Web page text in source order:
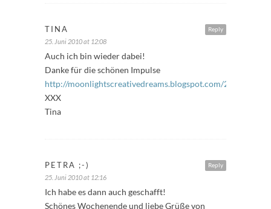
Reply
TINA
25. Juni 2010 at 12:08
Auch ich bin wieder dabei!
Danke für die schönen Impulse
http://moonlightscreativedreams.blogspot.com/2010/06/
XXX
Tina
Reply
PETRA ;-)
25. Juni 2010 at 12:16
Ich habe es dann auch geschafft!
Schönes Wochenende und liebe Grüße von